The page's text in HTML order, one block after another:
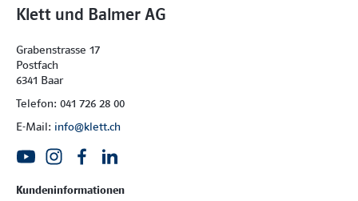
Klett und Balmer AG
Grabenstrasse 17
Postfach
6341 Baar
Telefon: 041 726 28 00
E-Mail: info@klett.ch
Kundeninformationen